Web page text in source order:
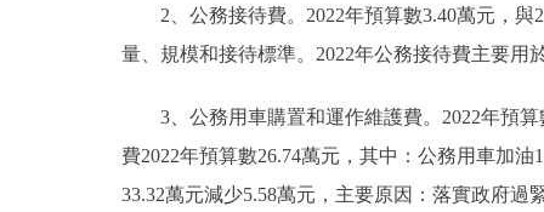
2、公務接待費。2022年預算數3.40萬元，與
量、規模和接待標準。2022年公務接待費主要
3、公務用車購置和運作維護費。2022年預算
費2022年預算數26.74萬元，其中：公務用車加
33.32萬元減少5.58萬元，主要原因：落實政府